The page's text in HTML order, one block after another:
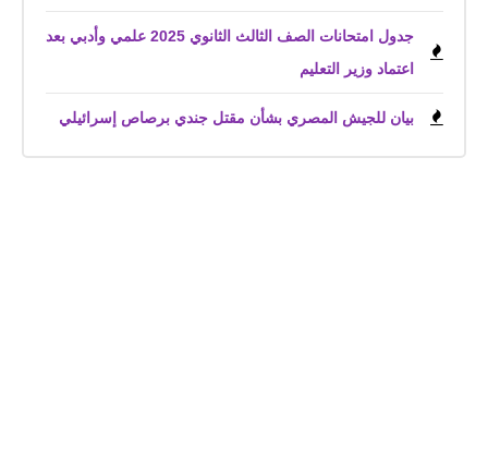
جدول امتحانات الصف الثالث الثانوي 2025 علمي وأدبي بعد
اعتماد وزير التعليم
بيان للجيش المصري بشأن مقتل جندي برصاص إسرائيلي